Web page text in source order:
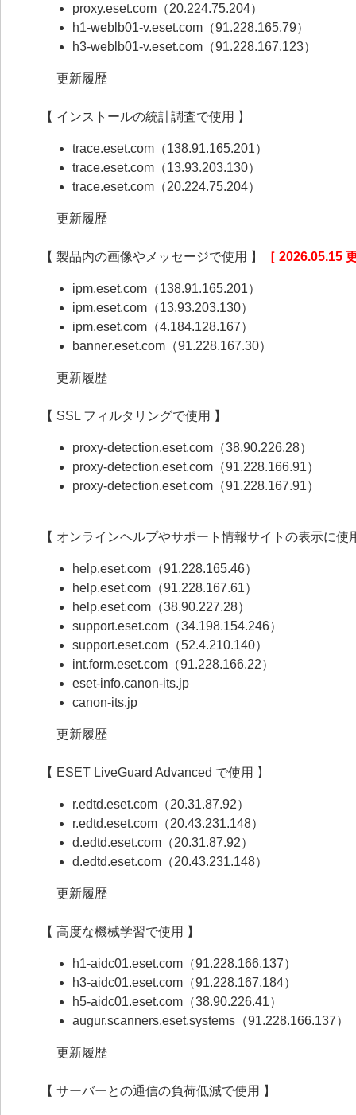
proxy.eset.com（20.224.75.204）
h1-weblb01-v.eset.com（91.228.165.79）
h3-weblb01-v.eset.com（91.228.167.123）
更新履歴
【 インストールの統計調査で使用 】
trace.eset.com（138.91.165.201）
trace.eset.com（13.93.203.130）
trace.eset.com（20.224.75.204）
更新履歴
【 製品内の画像やメッセージで使用 】 ［ 2026.05.15
ipm.eset.com（138.91.165.201）
ipm.eset.com（13.93.203.130）
ipm.eset.com（4.184.128.167）
banner.eset.com（91.228.167.30）
更新履歴
【 SSL フィルタリングで使用 】
proxy-detection.eset.com（38.90.226.28）
proxy-detection.eset.com（91.228.166.91）
proxy-detection.eset.com（91.228.167.91）
【 オンラインヘルプやサポート情報サイトの表示に使
help.eset.com（91.228.165.46）
help.eset.com（91.228.167.61）
help.eset.com（38.90.227.28）
support.eset.com（34.198.154.246）
support.eset.com（52.4.210.140）
int.form.eset.com（91.228.166.22）
eset-info.canon-its.jp
canon-its.jp
更新履歴
【 ESET LiveGuard Advanced で使用 】
r.edtd.eset.com（20.31.87.92）
r.edtd.eset.com（20.43.231.148）
d.edtd.eset.com（20.31.87.92）
d.edtd.eset.com（20.43.231.148）
更新履歴
【 高度な機械学習で使用 】
h1-aidc01.eset.com（91.228.166.137）
h3-aidc01.eset.com（91.228.167.184）
h5-aidc01.eset.com（38.90.226.41）
augur.scanners.eset.systems（91.228.166.137）
更新履歴
【 サーバーとの通信の負荷低減で使用 】